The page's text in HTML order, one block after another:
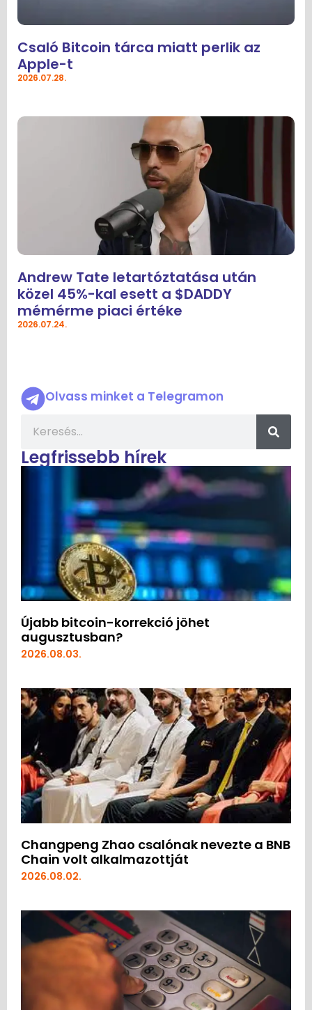
Csaló Bitcoin tárca miatt perlik az
Apple-t
2026.07.28.
Andrew Tate letartóztatása után
közel 45%-kal esett a $DADDY
mémérme piaci értéke
2026.07.24.
Olvass minket a Telegramon
Legfrissebb hírek
Újabb bitcoin-korrekció jöhet
augusztusban?
2026.08.03.
Changpeng Zhao csalónak nevezte a BNB
Chain volt alkalmazottját
2026.08.02.